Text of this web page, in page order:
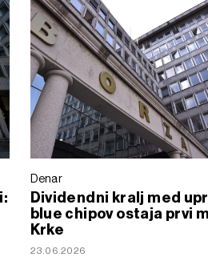
Denar
Dividendni kralj med
blue chipov ostaja prvi
Krke
23.06.2026